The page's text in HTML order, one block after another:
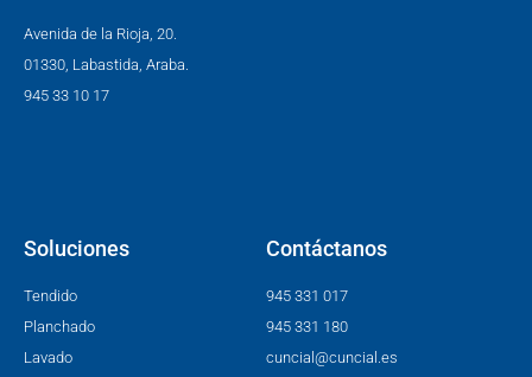
Avenida de la Rioja, 20.
01330, Labastida, Araba.
945 33 10 17
Soluciones
Tendido
Planchado
Lavado
Contáctanos
945 331 017
945 331 180
cuncial@cuncial.es